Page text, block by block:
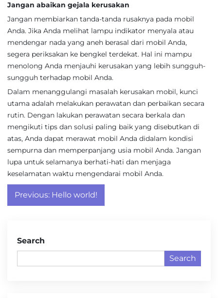
Jangan abaikan gejala kerusakan
Jangan membiarkan tanda-tanda rusaknya pada mobil
Anda. Jika Anda melihat lampu indikator menyala atau
mendengar nada yang aneh berasal dari mobil Anda,
segera periksakan ke bengkel terdekat. Hal ini mampu
menolong Anda menjauhi kerusakan yang lebih sungguh-
sungguh terhadap mobil Anda.
Dalam menanggulangi masalah kerusakan mobil, kunci
utama adalah melakukan perawatan dan perbaikan secara
rutin. Dengan lakukan perawatan secara berkala dan
mengikuti tips dan solusi paling baik yang disebutkan di
atas, Anda dapat merawat mobil Anda didalam kondisi
sempurna dan memperpanjang usia mobil Anda. Jangan
lupa untuk selamanya berhati-hati dan menjaga
keselamatan waktu mengendarai mobil Anda.
Post
navigation
Previous: Hello world!
Search
Search